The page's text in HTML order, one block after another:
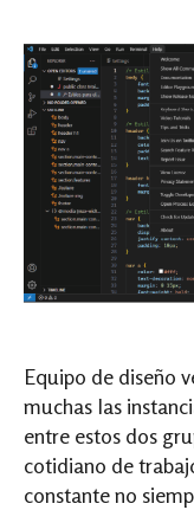
Equipo de diseño
muchas las
entre estos dos
cotidiano de
constante no